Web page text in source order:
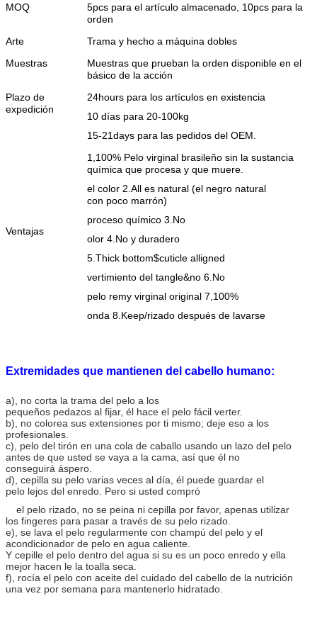
MOQ
5pcs para el artículo almacenado, 10pcs para la
orden
Arte
Trama y hecho a máquina dobles
Muestras
Muestras que prueban la orden disponible en el
básico de la acción
Plazo de
expedición
24hours para los artículos en existencia
10 días para 20-100kg
15-21days para las pedidos del OEM.
Ventajas
1,100% Pelo virginal brasileño sin la sustancia
química que procesa y que muere.
el color 2.All es natural (el negro natural
con poco marrón)
proceso químico 3.No
olor 4.No y duradero
5.Thick bottom$cuticle alligned
vertimiento del tangle&no 6.No
pelo remy virginal original 7,100%
onda 8.Keep/rizado después de lavarse
Extremidades que mantienen del cabello humano:
a), no corta la trama del pelo a los
pequeños pedazos al fijar, él hace el pelo fácil verter.
b), no colorea sus extensiones por ti mismo; deje eso a los
profesionales.
c), pelo del tirón en una cola de caballo usando un lazo del pelo
antes de que usted se vaya a la cama, así que él no
conseguirá áspero.
d), cepilla su pelo varias veces al día, él puede guardar el
pelo lejos del enredo. Pero si usted compró
el pelo rizado, no se peina ni cepilla por favor, apenas utilizar
los fingeres para pasar a través de su pelo rizado.
e), se lava el pelo regularmente con champú del pelo y el
acondicionador de pelo en agua caliente.
Y cepille el pelo dentro del agua si su es un poco enredo y ella
mejor hacen le la toalla seca.
f), rocía el pelo con aceite del cuidado del cabello de la nutrición
una vez por semana para mantenerlo hidratado.